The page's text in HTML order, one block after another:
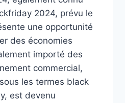
2024, prévu le
une opportunité
des économies
importé des
commercial,
les termes black
est devenu